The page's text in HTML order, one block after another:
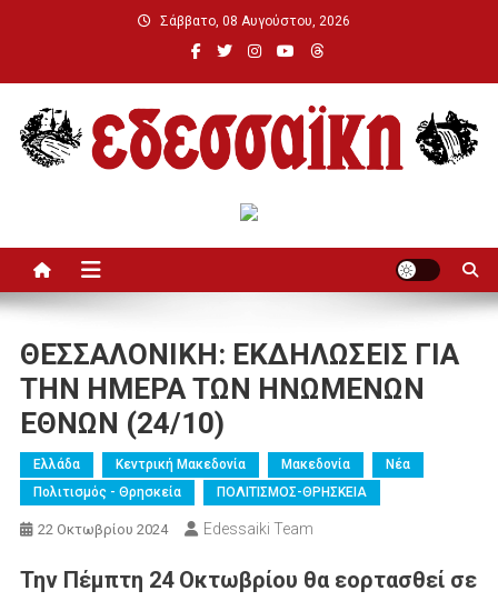
Σάββατο, 08 Αυγούστου, 2026
ΘΕΣΣΑΛΟΝΙΚΗ: ΕΚΔΗΛΩΣΕΙΣ ΓΙΑ
ΤΗΝ ΗΜΕΡΑ ΤΩΝ ΗΝΩΜΕΝΩΝ
ΕΘΝΩΝ (24/10)
Ελλάδα Κεντρική Μακεδονία Μακεδονία
Νέα
Πολιτισμός - Θρησκεία
ΠΟΛΙΤΙΣΜΟΣ-ΘΡΗΣΚΕΙΑ
22 Οκτωβρίου 2024 Edessaiki Team
Την Πέμπτη 24 Οκτωβρίου θα εορτασθεί σε